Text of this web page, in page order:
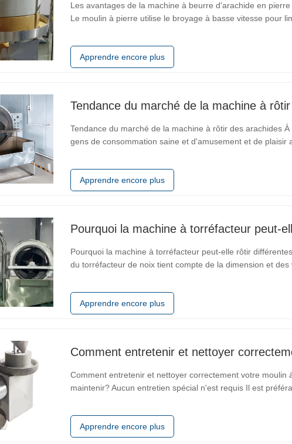
Les avantages de la machine à beurre d'arachide en
Le moulin à pierre utilise le broyage à basse vitesse pour
arachides dans la meilleure…
Apprendre encore plus
Tendance du marché de la machine à
Tendance du marché de la machine à rôtir des arachides
gens de consommation saine et d'amusement et de plaisir
grand espace de marché. Surtout dans…
Apprendre encore plus
Pourquoi la machine à torréfacteur peut-
Pourquoi la machine à torréfacteur peut-elle rôtir
du torréfacteur de noix tient compte de la dimension et
accueillir les noix d'…
Apprendre encore plus
Comment entretenir et nettoyer correctement votre moulin
maintenir? Aucun entretien spécial n'est requis Il est
fortement…
Apprendre encore plus